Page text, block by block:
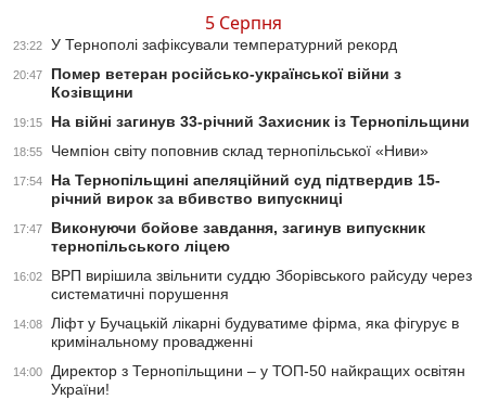
5 Серпня
23:22 У Тернополі зафіксували температурний рекорд
20:47
Помер ветеран російсько-української війни з
Козівщини
19:15 На війні загинув 33-річний Захисник із Тернопільщини
18:55 Чемпіон світу поповнив склад тернопільської «Ниви»
17:54
На Тернопільщині апеляційний суд підтвердив 15-
річний вирок за вбивство випускниці
17:47
Виконуючи бойове завдання, загинув випускник
тернопільського ліцею
16:02
ВРП вирішила звільнити суддю Зборівського райсуду через
систематичні порушення
14:08
Ліфт у Бучацькій лікарні будуватиме фірма, яка фігурує в
кримінальному провадженні
14:00
Директор з Тернопільщини – у ТОП-50 найкращих освітян
України!